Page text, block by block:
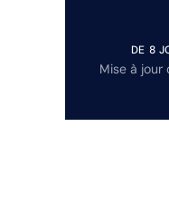
DE 8
Mise à jour